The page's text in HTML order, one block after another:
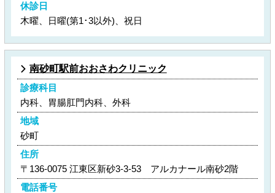
休診日
木曜、日曜(第1･3以外)、祝日
南砂町駅前おおさわクリニック
診療科目
内科、胃腸肛門内科、外科
地域
砂町
住所
〒136-0075 江東区新砂3-3-53 アルカナール南砂2階
電話番号